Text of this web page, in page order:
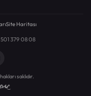
Site Haritası
379 08 08
saklıdır.